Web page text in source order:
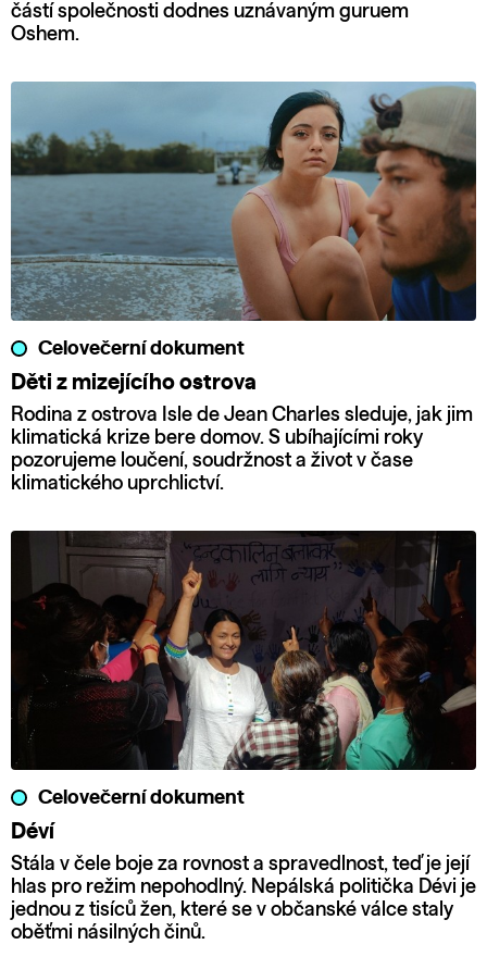
částí společnosti dodnes uznávaným guruem
Oshem.
Celovečerní dokument
Děti z mizejícího ostrova
Rodina z ostrova Isle de Jean Charles sleduje, jak jim
klimatická krize bere domov. S ubíhajícími roky
pozorujeme loučení, soudržnost a život v čase
klimatického uprchlictví.
Celovečerní dokument
Déví
Stála v čele boje za rovnost a spravedlnost, teď je její
hlas pro režim nepohodlný. Nepálská politička Dévi je
jednou z tisíců žen, které se v občanské válce staly
oběťmi násilných činů.